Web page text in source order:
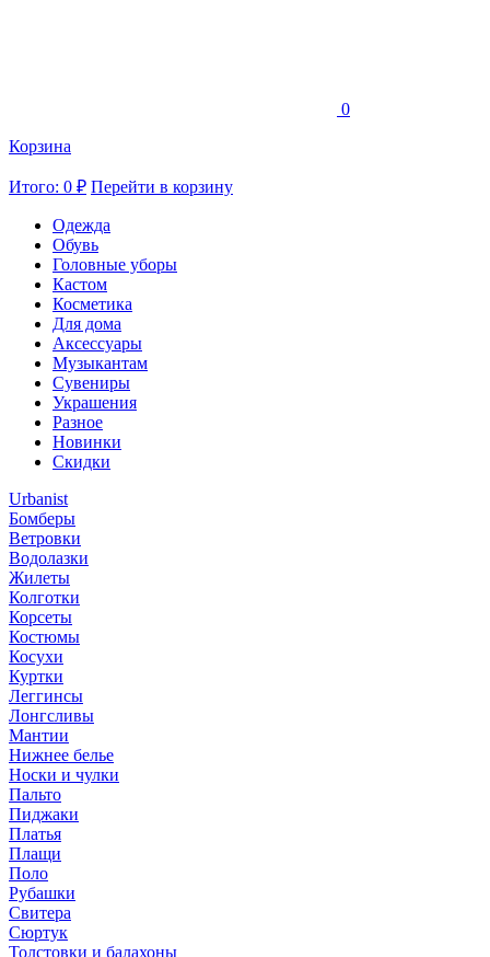
0
Корзина
Итого: 0 ₽ Перейти в корзину
Одежда
Обувь
Головные уборы
Кастом
Косметика
Для дома
Аксессуары
Музыкантам
Сувениры
Украшения
Разное
Новинки
Скидки
Urbanist
Бомберы
Ветровки
Водолазки
Жилеты
Колготки
Корсеты
Костюмы
Косухи
Куртки
Леггинсы
Лонгсливы
Мантии
Нижнее белье
Носки и чулки
Пальто
Пиджаки
Платья
Плащи
Поло
Рубашки
Свитера
Сюртук
Толстовки и балахоны